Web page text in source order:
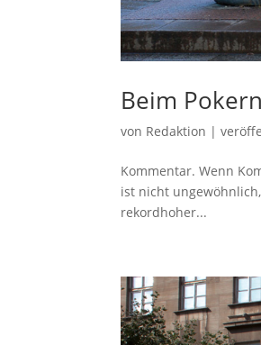
Beim
von Redaktion |
Kommentar. Wenn
ist nicht
rekordhoher...